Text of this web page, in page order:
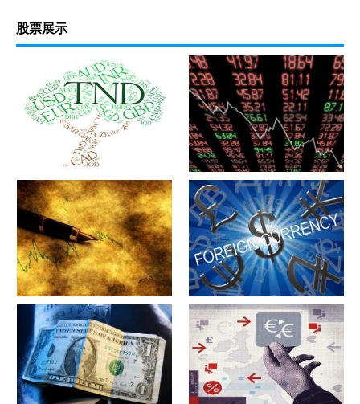
股票展示
军工股[中简科技](300777)的公
司详细资料
军工股[上海瀚讯](300762)的公
司详细资料
军工股[昊华科技](600378)的公
司详细资料
江苏省[广大特材](688186)的公
司详细资料